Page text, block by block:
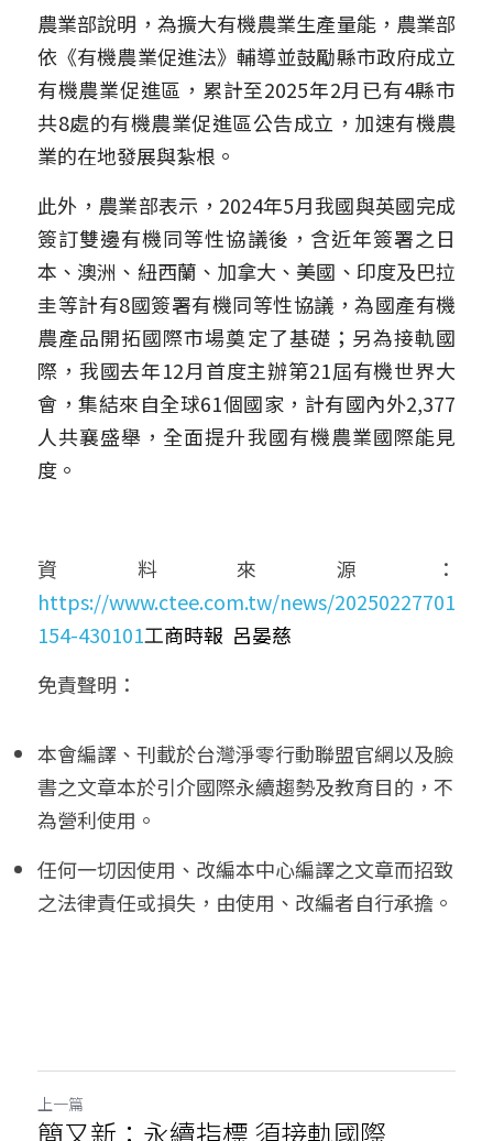
農業部說明，為擴大有機農業生產量能，農業部
依《有機農業促進法》輔導並鼓勵縣市政府成立
有機農業促進區，累計至2025年2月已有4縣市
共8處的有機農業促進區公告成立，加速有機農
業的在地發展與紮根。
此外，農業部表示，2024年5月我國與英國完成
簽訂雙邊有機同等性協議後，含近年簽署之日
本、澳洲、紐西蘭、加拿大、美國、印度及巴拉
圭等計有8國簽署有機同等性協議，為國產有機
農產品開拓國際市場奠定了基礎；另為接軌國
際，我國去年12月首度主辦第21屆有機世界大
會，集結來自全球61個國家，計有國內外2,377
人共襄盛舉，全面提升我國有機農業國際能見
度。
https://www.ctee.com.tw/news/20250227701
154-430101工商時報 呂晏慈
免責聲明：
本會編譯、刊載於台灣淨零行動聯盟官網以及臉
書之文章本於引介國際永續趨勢及教育目的，不
為營利使用。
任何一切因使用、改編本中心編譯之文章而招致
之法律責任或損失，由使用、改編者自行承擔。
上一篇
簡又新：永續指標 須接軌國際